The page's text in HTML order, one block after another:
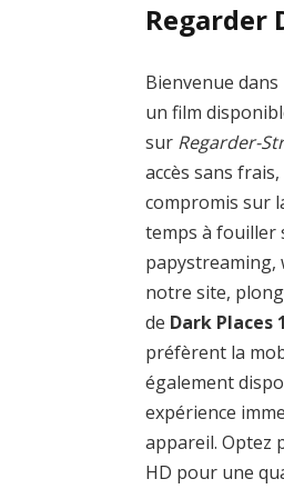
Regarder
Bienvenue
un film
sur Regarder-
accès sans
compromis sur
temps à fouiller
papystreaming,
notre site,
de Dark Places
préfèrent la
également
expérience
appareil. Optez
HD pour une